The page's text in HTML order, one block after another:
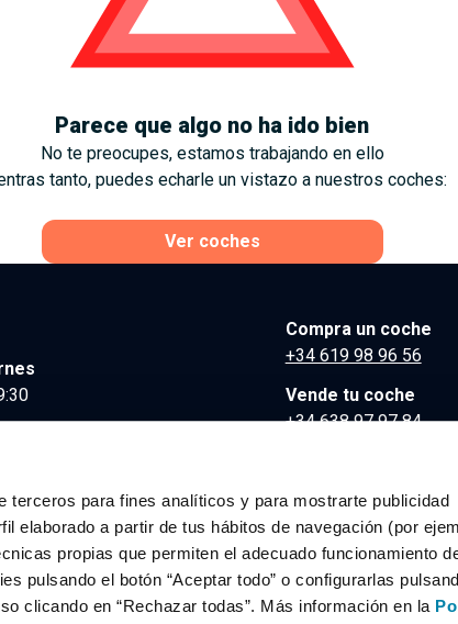
terceros para fines analíticos y para mostrarte publicidad
elaborado a partir de tus hábitos de navegación (por
propias que permiten el adecuado funcionamiento
pulsando el botón “Aceptar todo” o configurarlas
clicando en “Rechazar todas”. Más información en la
Parece que algo no ha ido bien
No te preocupes, estamos trabajando en ello
tanto, puedes echarle un vistazo a nuestros coches:
Ver coches
Compra un coche
+34 619 98 96 56
Vende tu coche
+34 638 97 97 84
reservados.